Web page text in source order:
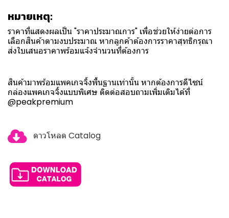
หมายเหตุ:
ราคาที่แสดงผลเป็น "ราคาประมาณการ" เพื่อช่วยให้ง่ายต่อการ
เลือกสินค้าตามงบประมาณ หากลูกค้าต้องการราคาสุทธิกรุณา
ส่งใบเสนอราคาพร้อมแจ้งจำนวนที่ต้องการ
สินค้ามาพร้อมแพคเกจจิ้งพื้นฐานเท่านั้น หากต้องการดีไซน์
กล่องแพคเกจจิ้งแบบพิเศษ ติดต่อสอบถามเพิ่มเติมได้ที่
@peakpremium
ดาวโหลด Catalog